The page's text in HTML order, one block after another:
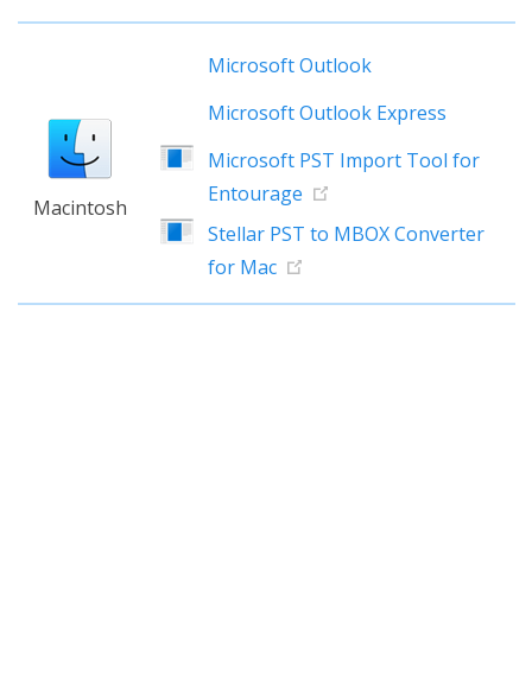
Macintosh
Microsoft Outlook
Microsoft Outlook Express
Microsoft PST Import Tool for
Entourage
Stellar PST to MBOX Converter
for Mac